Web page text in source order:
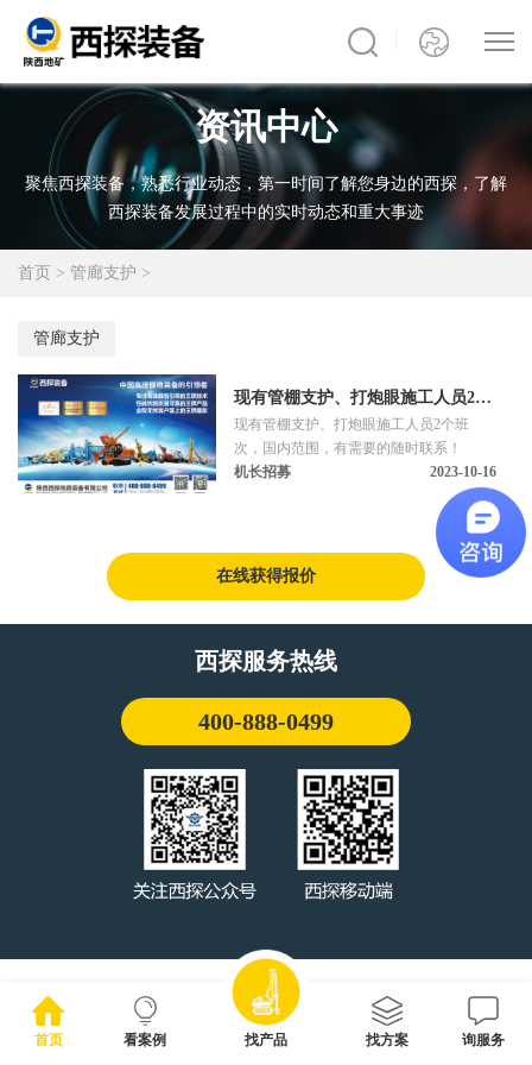
资讯中心
聚焦西探装备，熟悉行业动态，第一时间了解您身边的西探，了解
西探装备发展过程中的实时动态和重大事迹
首页 > 管廊支护 >
管廊支护
现有管棚支护、打炮眼施工人员2个
班次，有需要的随时联系！【找项
目】
现有管棚支护、打炮眼施工人员2个班
次，国内范围，有需要的随时联系！
机长招募
2023-10-16
在线获得报价
西探服务热线
400-888-0499
首页 看案例 找产品 找方案 询服务